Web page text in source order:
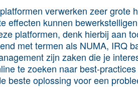
verwerken zeer grote
effecten kunnen
platformen, denk hierbij aan
met termen als NUMA, IRQ
zijn zaken die je
te zoeken naar best-
beste oplossing voor een